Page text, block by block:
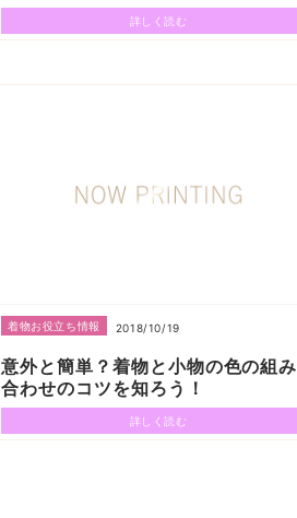
詳しく読む
着物お役立ち情報 2018/10/19
意外と簡単？着物と小物の色の組み
合わせのコツを知ろう！
詳しく読む